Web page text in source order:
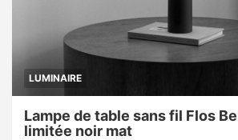
LUMINAIRE
Lampe de table sans fil Flos
limitée noir mat